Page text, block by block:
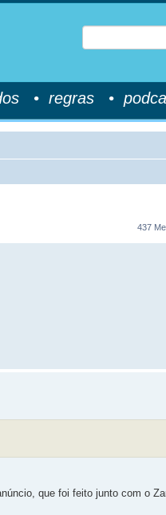
• regras •
437
que foi feito junto com o